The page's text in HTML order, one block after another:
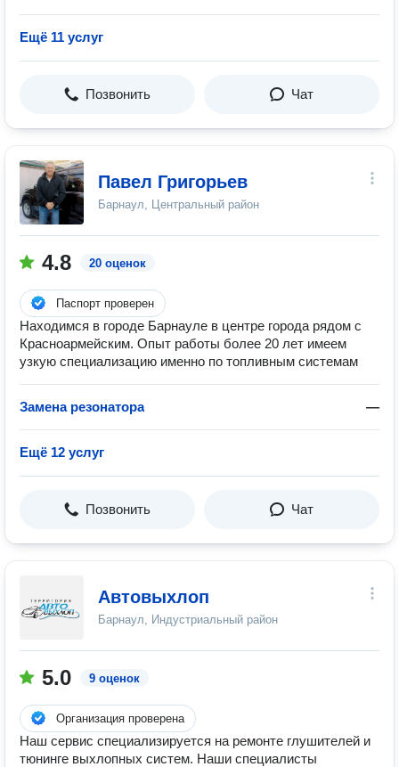
Ещё 11 услуг
Позвонить Чат
Павел Григорьев
Барнаул, Центральный район
4.8 20 оценок
Паспорт проверен
Находимся в городе Барнауле в центре города рядом с
Красноармейским. Опыт работы более 20 лет имеем
узкую специализацию именно по топливным системам
Замена резонатора —
Ещё 12 услуг
Позвонить Чат
Автовыхлоп
Барнаул, Индустриальный район
5.0 9 оценок
Организация проверена
Наш сервис специализируется на ремонте глушителей и
тюнинге выхлопных систем. Наши специалисты